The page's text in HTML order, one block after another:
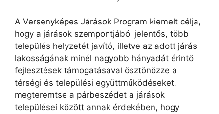
A Versenyképes Járások Program kiemelt célja,
hogy a járások szempontjából jelentős, több
település helyzetét javító, illetve az adott járás
lakosságának minél nagyobb hányadát érintő
fejlesztések támogatásával ösztönözze a
térségi és települési együttműködéseket,
megteremtse a párbeszédet a járások
települései között annak érdekében, hogy